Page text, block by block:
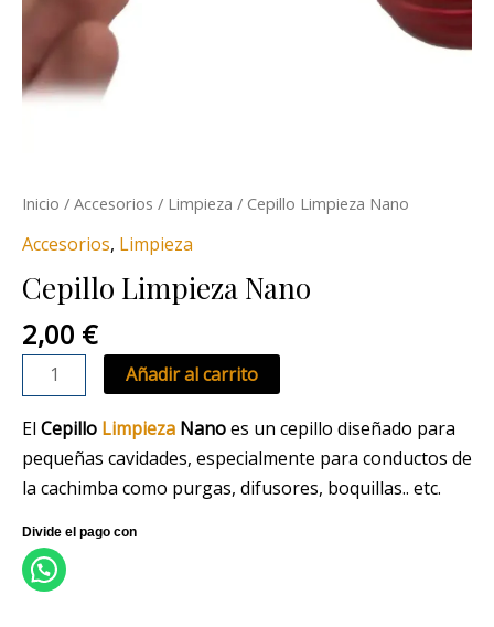
Inicio / Accesorios / Limpieza / Cepillo Limpieza Nano
Accesorios, Limpieza
Cepillo Limpieza Nano
2,00 €
Añadir al carrito
El Cepillo Limpieza Nanoes un cepillo diseñado para
pequeñas cavidades, especialmente para conductos de
la cachimba como purgas, difusores, boquillas.. etc.